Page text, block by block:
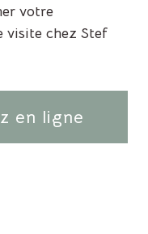
votre
visite chez Stef
en ligne